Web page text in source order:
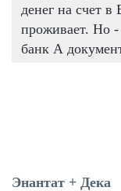
денег на счет в
проживает. Но -
банк А
Энантат + Дека